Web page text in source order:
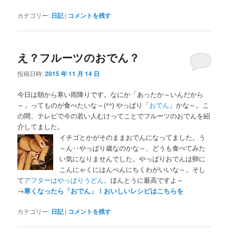
カテゴリー: 日記 | コメントを残す
え？フルーツのおでん？
投稿日時:2015 年 11 月 14 日
今日は朝から寒い雨降りです。なにか「あったか～いんだから
～」ってものが食べたいな～(^^) やっぱり「おでん 」かな～。こ
の間、テレビで今の若い人むけってことでフルーツのおでんを紹
介してました。
イチゴとかがそのままおでんになってました。う
～ん‥やっぱり歳なのかな～、どうも食べてみた
い気になりませんでした。やっぱりおでんは卵に
こんにゃくにはんぺんにちくわがいいな～。そし
てアフターはやっぱりうどん。ほんとうに最高ですよ～
→寒くなったら「おでん」！おいしいレシピはこちらを
カテゴリー: 日記 | コメントを残す